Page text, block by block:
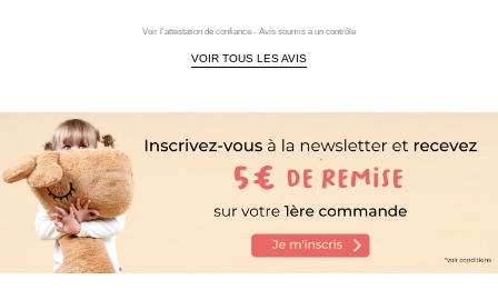
Voir l'attestation de confiance - Avis soumis à un contrôle
VOIR TOUS LES AVIS